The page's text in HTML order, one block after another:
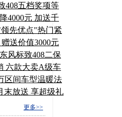
408五档奖项等
4000元 加送千
先优点"热门紧
送价值3000元
风标致408二保
六款大卖A级车
区间车型温暖法
末放送 享超级礼
更多>>